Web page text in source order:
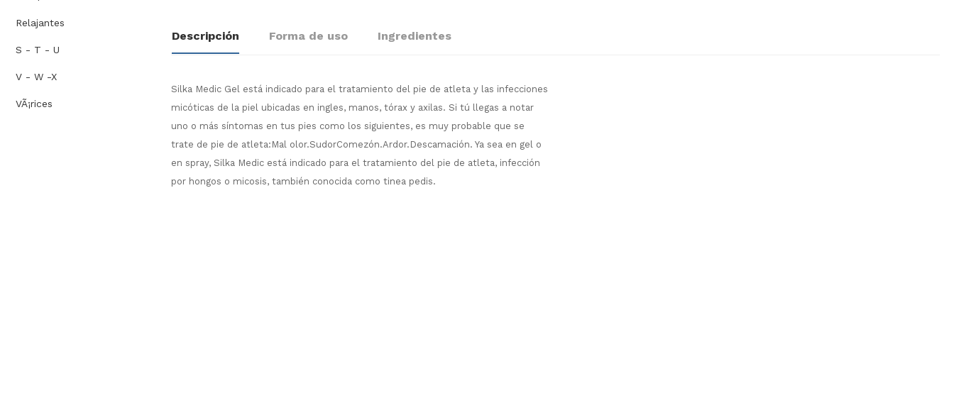
Relajantes
S - T - U
V - W -X
VÃ¡rices
Descripción Forma de uso Ingredientes
Silka Medic Gel está indicado para el tratamiento del pie de atleta y las infecciones
micóticas de la piel ubicadas en ingles, manos, tórax y axilas. Si tú llegas a notar
uno o más síntomas en tus pies como los siguientes, es muy probable que se
trate de pie de atleta:Mal olor.SudorComezón.Ardor.Descamación. Ya sea en gel o
en spray, Silka Medic está indicado para el tratamiento del pie de atleta, infección
por hongos o micosis, también conocida como tinea pedis.